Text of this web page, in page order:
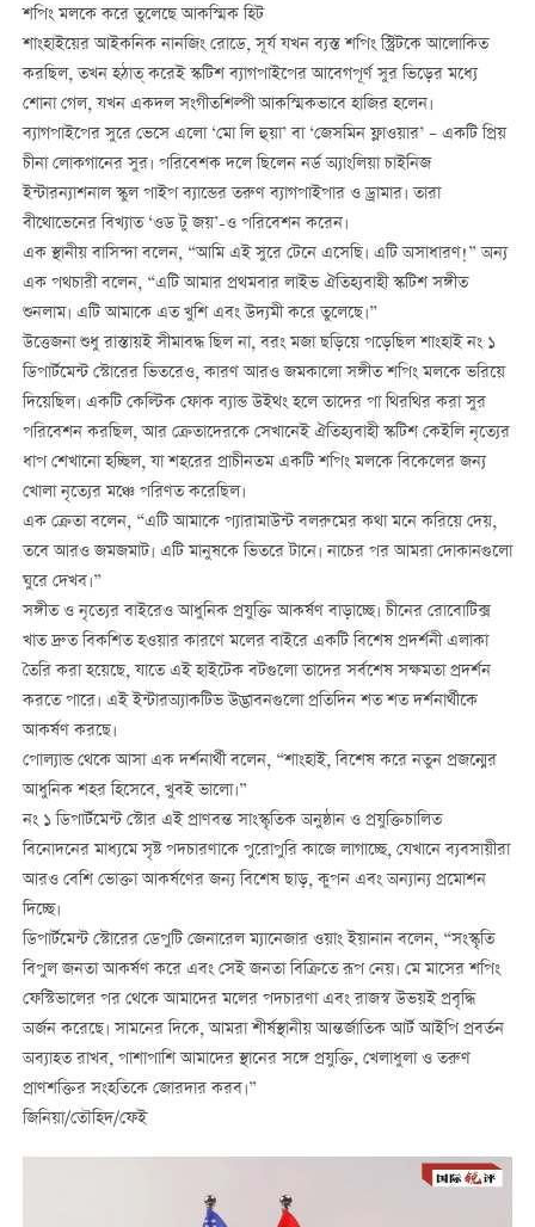
শপিং মলকে করে তুলেছে আকস্মিক হিট
শাংহাইয়ের আইকনিক নানজিং রোডে, সূর্য যখন ব্যস্ত শপিং স্ট্রিটকে আলোকিত
করছিল, তখন হঠাত্ করেই স্কটিশ ব্যাগপাইপের আবেগপূর্ণ সুর ভিড়ের মধ্যে
শোনা গেল, যখন একদল সংগীতশিল্পী আকস্মিকভাবে হাজির হলেন।
ব্যাগপাইপের সুরে ভেসে এলো ‘মো লি হুয়া’ বা ‘জেসমিন ফ্লাওয়ার’ – একটি প্রিয়
চীনা লোকগানের সুর। পরিবেশক দলে ছিলেন নর্ড অ্যাংলিয়া চাইনিজ
ইন্টারন্যাশনাল স্কুল পাইপ ব্যান্ডের তরুণ ব্যাগপাইপার ও ড্রামার। তারা
বীথোভেনের বিখ্যাত ‘ওড টু জয়’-ও পরিবেশন করেন।
এক স্থানীয় বাসিন্দা বলেন, “আমি এই সুরে টেনে এসেছি। এটি অসাধারণ!” অন্য
এক পথচারী বলেন, “এটি আমার প্রথমবার লাইভ ঐতিহ্যবাহী স্কটিশ সঙ্গীত
শুনলাম। এটি আমাকে এত খুশি এবং উদ্যমী করে তুলেছে।”
উত্তেজনা শুধু রাস্তায়ই সীমাবদ্ধ ছিল না, বরং মজা ছড়িয়ে পড়েছিল শাংহাই নং ১
ডিপার্টমেন্ট স্টোরের ভিতরেও, কারণ আরও জমকালো সঙ্গীত শপিং মলকে ভরিয়ে
দিয়েছিল। একটি কেল্টিক ফোক ব্যান্ড উইথং হলে তাদের পা থিরথির করা সুর
পরিবেশন করছিল, আর ক্রেতাদেরকে সেখানেই ঐতিহ্যবাহী স্কটিশ কেইলি নৃত্যের
ধাপ শেখানো হচ্ছিল, যা শহরের প্রাচীনতম একটি শপিং মলকে বিকেলের জন্য
খোলা নৃত্যের মঞ্চে পরিণত করেছিল।
এক ক্রেতা বলেন, “এটি আমাকে প্যারামাউন্ট বলরুমের কথা মনে করিয়ে দেয়,
তবে আরও জমজমাট। এটি মানুষকে ভিতরে টানে। নাচের পর আমরা দোকানগুলো
ঘুরে দেখব।”
সঙ্গীত ও নৃত্যের বাইরেও আধুনিক প্রযুক্তি আকর্ষণ বাড়াচ্ছে। চীনের রোবোটিক্স
খাত দ্রুত বিকশিত হওয়ার কারণে মলের বাইরে একটি বিশেষ প্রদর্শনী এলাকা
তৈরি করা হয়েছে, যাতে এই হাইটেক বটগুলো তাদের সর্বশেষ সক্ষমতা প্রদর্শন
করতে পারে। এই ইন্টারঅ্যাকটিভ উদ্ভাবনগুলো প্রতিদিন শত শত দর্শনার্থীকে
আকর্ষণ করছে।
পোল্যান্ড থেকে আসা এক দর্শনার্থী বলেন, “শাংহাই, বিশেষ করে নতুন প্রজন্মের
আধুনিক শহর হিসেবে, খুবই ভালো।”
নং ১ ডিপার্টমেন্ট স্টোর এই প্রাণবন্ত সাংস্কৃতিক অনুষ্ঠান ও প্রযুক্তিচালিত
বিনোদনের মাধ্যমে সৃষ্ট পদচারণাকে পুরোপুরি কাজে লাগাচ্ছে, যেখানে ব্যবসায়ীরা
আরও বেশি ভোক্তা আকর্ষণের জন্য বিশেষ ছাড়, কুপন এবং অন্যান্য প্রমোশন
দিচ্ছে।
ডিপার্টমেন্ট স্টোরের ডেপুটি জেনারেল ম্যানেজার ওয়াং ইয়ানান বলেন, “সংস্কৃতি
বিপুল জনতা আকর্ষণ করে এবং সেই জনতা বিক্রিতে রূপ নেয়। মে মাসের শপিং
ফেস্টিভালের পর থেকে আমাদের মলের পদচারণা এবং রাজস্ব উভয়ই প্রবৃদ্ধি
অর্জন করেছে। সামনের দিকে, আমরা শীর্ষস্থানীয় আন্তর্জাতিক আর্ট আইপি প্রবর্তন
অব্যাহত রাখব, পাশাপাশি আমাদের স্থানের সঙ্গে প্রযুক্তি, খেলাধুলা ও তরুণ
প্রাণশক্তির সংহতিকে জোরদার করব।”
জিনিয়া/তৌহিদ/ফেই